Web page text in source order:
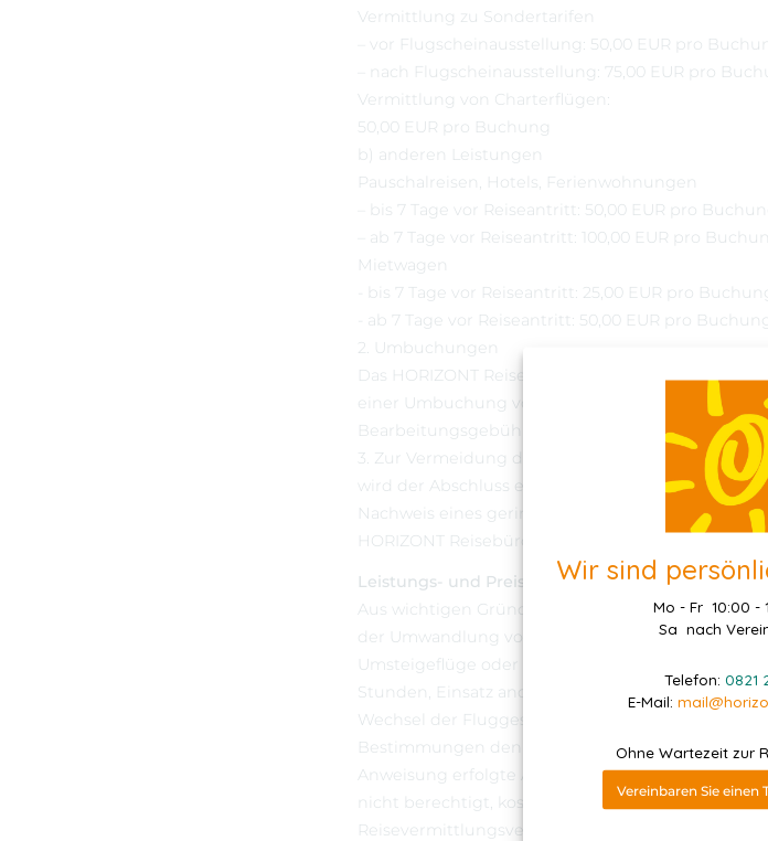
Wir sind
Mo - Fr 10:00 -
Sa nach
Telefon: 0821
E-Mail:
Ohne Wartezeit zur
Vereinbaren Sie einen
Vermittlung zu Sondertarifen
– vor Flugscheinausstellung: 50,00 EUR pro
– nach Flugscheinausstellung: 75,00 EUR pro
Vermittlung von Charterflügen:
50,00 EUR pro Buchung
b) anderen Leistungen
Pauschalreisen, Hotels, Ferienwohnungen
– bis 7 Tage vor Reiseantritt: 50,00 EUR pro
– ab 7 Tage vor Reiseantritt: 100,00 EUR pro
Mietwagen
- bis 7 Tage vor Reiseantritt: 25,00 EUR pro
- ab 7 Tage vor Reiseantritt: 50,00 EUR pro
2. Umbuchungen
Das HORIZONT Reisebüro behält sich vor, dem
einer Umbuchung von anderer Seite in
Bearbeitungsgebühr bis zu 30,00 EUR pro Person
3. Zur Vermeidung der Belastung des Kunden
wird der Abschluss einer
Nachweis eines geringeren Schadens bleibt
HORIZONT Reisebüro bleibt der Nachweis eines
Leistungs- und Preisänderung
Aus wichtigen Gründen notwendig werdende
der Umwandlung von Non-Stop Flügen in Flüge
Umsteigeflüge oder umgekehrt, sowie von
Stunden, Einsatz anderer Fluggeräte, Änderung
Wechsel der Fluggesellschaften sind aufgrund
Bestimmungen den Leistungsträgern
Anweisung erfolgte Änderungen der
nicht berechtigt, kostenfrei von dem mit dem
Reisevermittlungsvertrag zurückzutreten. Es